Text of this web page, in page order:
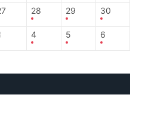
28 29 30
4 5 6